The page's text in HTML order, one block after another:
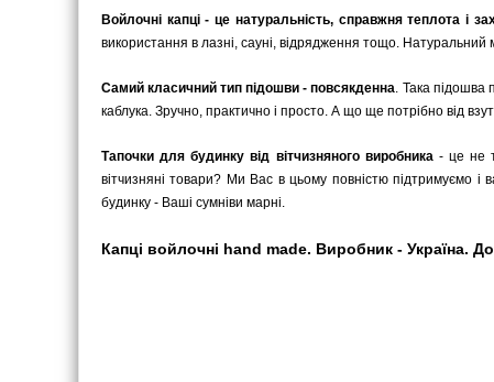
Войлочні капці - це натуральність, справжня теплота і
використання в лазні, сауні, відрядження тощо.
Самий класичний тип підошви - повсякденна. Така підошва
каблука. Зручно, практично і просто. А що ще потрібно від
Тапочки для будинку від вітчизняного виробника- це не
вітчизняні товари? Ми Вас в цьому повністю підтримуємо
будинку - Ваші сумніви марні.
Капці войлочні hand made. Виробник - Україна.